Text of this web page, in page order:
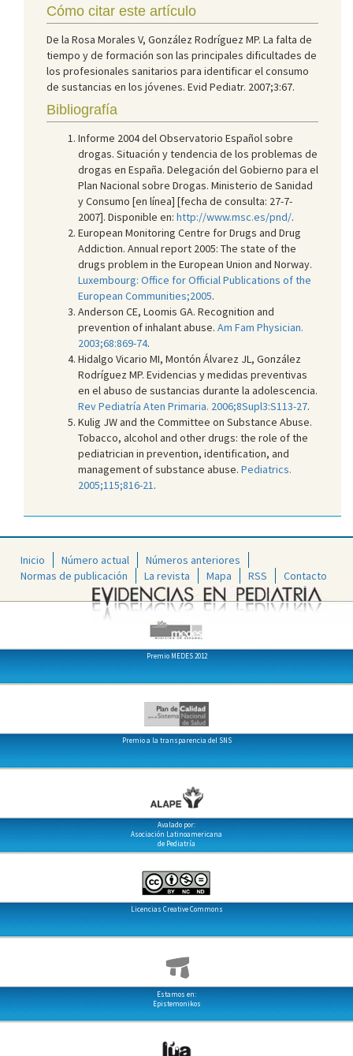
Cómo citar este artículo
De la Rosa Morales V, González Rodríguez MP. La falta de
tiempo y de formación son las principales dificultades de
los profesionales sanitarios para identificar el consumo
de sustancias en los jóvenes. Evid Pediatr. 2007;3:67.
Bibliografía
Informe 2004 del Observatorio Español sobre
drogas. Situación y tendencia de los problemas de
drogas en España. Delegación del Gobierno para el
Plan Nacional sobre Drogas. Ministerio de Sanidad
y Consumo [en línea] [fecha de consulta: 27-7-
2007]. Disponible en: http://www.msc.es/pnd/.
European Monitoring Centre for Drugs and Drug
Addiction. Annual report 2005: The state of the
drugs problem in the European Union and Norway.
Luxembourg: Office for Official Publications of the
European Communities;2005.
Anderson CE, Loomis GA. Recognition and
prevention of inhalant abuse. Am Fam Physician.
2003;68:869-74.
Hidalgo Vicario MI, Montón Álvarez JL, González
Rodríguez MP. Evidencias y medidas preventivas
en el abuso de sustancias durante la adolescencia.
Rev Pediatría Aten Primaria. 2006;8Supl3:S113-27.
Kulig JW and the Committee on Substance Abuse.
Tobacco, alcohol and other drugs: the role of the
pediatrician in prevention, identification, and
management of substance abuse. Pediatrics.
2005;115;816-21 .
Inicio Número actual
Números anteriores
Normas de publicación
La revista Mapa RSS Contacto
Premio MEDES 2012
Premio a la transparencia del SNS
Avalado por:
Asociación Latinoamericana
de Pediatría
Licencias Creative Commons
Estamos en:
Epistemonikos